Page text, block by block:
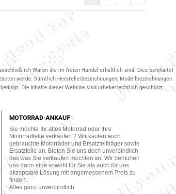
Waren die im freien Handel erhältlich sind. Dies beinhaltet
werde. Sämtlich Herstellerbezeichnungen, Modellbezeichnungen
Die Inhalte dieser Website sind urheberrechtlich geschützt.
MOTORRAD-ANKAUF
Sie möchte Ihr altes Motorrad oder Ihre
Motorradteile verkaufen ? Wir kaufen auch
gebrauchte Motorräder und Ersatzteilträger sowie
Ersatzteile an. Bieten Sie uns doch unverbindlich
das was Sie verkaufen möchten an. Wir bemühen
uns dann eine sowohl für Sie als auch für uns
akzeptable Lösung mit angemessenem Preis zu
finden.
Alles ganz unverbindlich.